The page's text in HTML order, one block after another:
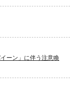
ーン」に伴う注意喚